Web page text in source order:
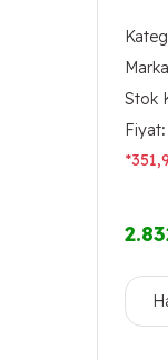
Marka
Stok
Fiyat